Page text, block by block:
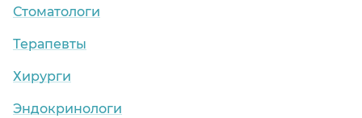
Стоматологи
Терапевты
Хирурги
Эндокринологи